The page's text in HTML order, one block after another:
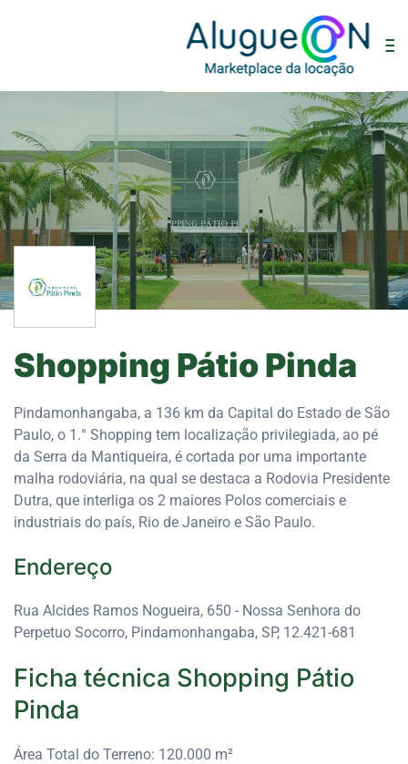
Shopping Pátio Pinda
Pindamonhangaba, a 136 km da Capital do Estado de São
Paulo, o 1.° Shopping tem localização privilegiada, ao pé
da Serra da Mantiqueira, é cortada por uma importante
malha rodoviária, na qual se destaca a Rodovia Presidente
Dutra, que interliga os 2 maiores Polos comerciais e
industriais do país, Rio de Janeiro e São Paulo.
Endereço
Rua Alcides Ramos Nogueira, 650 - Nossa Senhora do
Perpetuo Socorro, Pindamonhangaba, SP, 12.421-681
Ficha técnica Shopping Pátio
Pinda
Área Total do Terreno: 120.000 m²